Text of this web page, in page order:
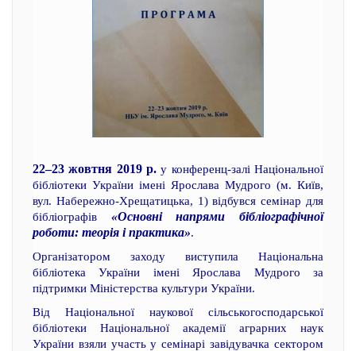
22–23 жовтня 2019 р. у конференц-залі Національної
бібліотеки України імені Ярослава Мудрого (м. Київ,
вул. Набережно-Хрещатицька, 1) відбувся семінар для
бібліографів «Основні напрями бібліографічної
роботи: теорія і практика».
Організатором заходу виступила Національна
бібліотека України імені Ярослава Мудрого за
підтримки Міністерства культури України.
Від Національної наукової сільськогосподарської
бібліотеки Національної академії аграрних наук
України взяли участь у семінарі завідувачка сектором